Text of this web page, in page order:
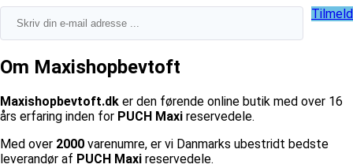
Tilmeld
Om Maxishopbevtoft
Maxishopbevtoft.dk er den førende online butik med over 16
års erfaring inden for PUCH Maxi reservedele.
Med over 2000 varenumre, er vi Danmarks ubestridt bedste
leverandør af PUCH Maxi reservedele.